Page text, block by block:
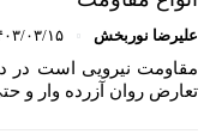
علیرضا نوربخش ۱۴۰۳/۰۳/
مقاومت نیرویی است در
تعارض روان آزرده وار و